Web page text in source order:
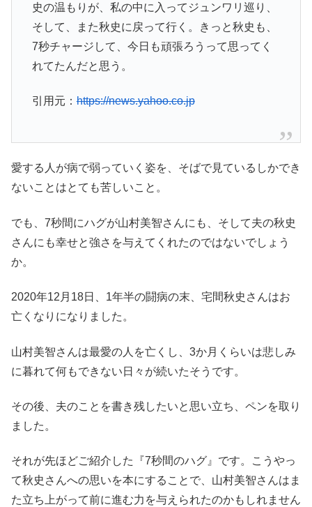
史の温もりが、私の中に入ってジュンワリ巡り、
そして、また秋史に戻って行く。きっと秋史も、
7秒チャージして、今日も頑張ろうって思ってく
れてたんだと思う。
引用元：https://news.yahoo.co.jp
愛する人が病で弱っていく姿を、そばで見ているしかでき
ないことはとても苦しいこと。
でも、7秒間にハグが山村美智さんにも、そして夫の秋史
さんにも幸せと強さを与えてくれたのではないでしょう
か。
2020年12月18日、1年半の闘病の末、宅間秋史さんはお
亡くなりになりました。
山村美智さんは最愛の人を亡くし、3か月くらいは悲しみ
に暮れて何もできない日々が続いたそうです。
その後、夫のことを書き残したいと思い立ち、ペンを取り
ました。
それが先ほどご紹介した『7秒間のハグ』です。こうやっ
て秋史さんへの思いを本にすることで、山村美智さんはま
た立ち上がって前に進む力を与えられたのかもしれません